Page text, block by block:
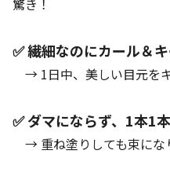
驚き！
✅ 繊細なのにカール＆
→ 1日中、美しい目元を
✅ ダマにならず、1本1
→ 重ね塗りしても束にな